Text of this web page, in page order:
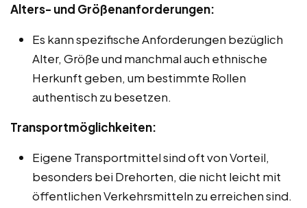
Alters- und Größenanforderungen:
Es kann spezifische Anforderungen bezüglich
Alter, Größe und manchmal auch ethnische
Herkunft geben, um bestimmte Rollen
authentisch zu besetzen.
Transportmöglichkeiten:
Eigene Transportmittel sind oft von Vorteil,
besonders bei Drehorten, die nicht leicht mit
öffentlichen Verkehrsmitteln zu erreichen sind.